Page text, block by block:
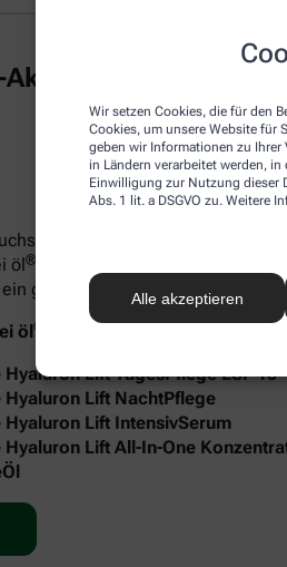
Wir setzen Cookies, die für den
Cookies, um unsere Website für
geben wir Informationen zu Ihrer
in Ländern verarbeitet werden,
Einwilligung zur Nutzung dieser
Abs. 1 lit. a DSGVO zu. Weitere
Alle akzeptieren
Haut benötigt intensive
öl®
geschmeidiges Hautgefühl
öl®
Lift TagesPflege LSF 15
Hyaluron Lift NachtPflege
Hyaluron Lift IntensivSerum
Hyaluron Lift All-In-One